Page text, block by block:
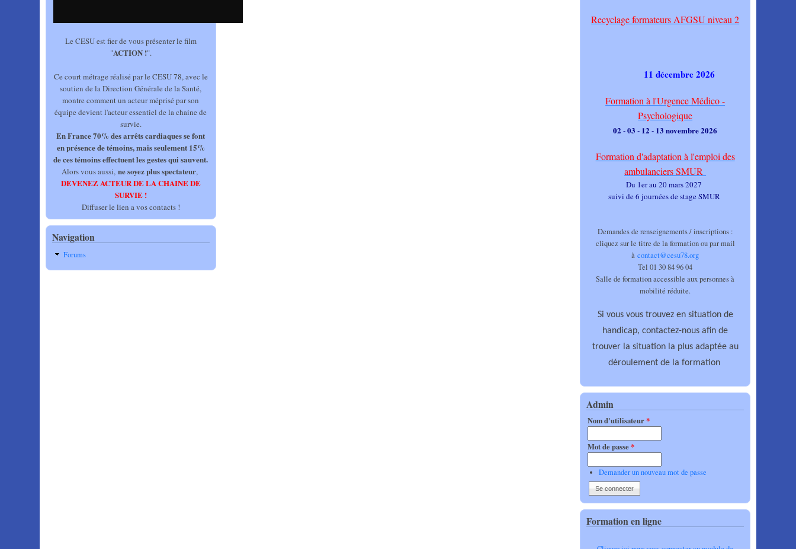
Le CESU est fier de vous présenter le film
"ACTION !".
Ce court métrage réalisé par le CESU 78, avec le
soutien de la Direction Générale de la Santé,
montre comment un acteur méprisé par son
équipe devient l'acteur essentiel de la chaine de
survie.
En France 70% des arrêts cardiaques se font
en présence de témoins, mais seulement 15%
de ces témoins effectuent les gestes qui sauvent.
Alors vous aussi, ne soyez plus spectateur,
DEVENEZ ACTEUR DE LA CHAINE DE
SURVIE !
Diffuser le lien a vos contacts !
Navigation
Forums
Recyclage formateurs AFGSU niveau 2
11 décembre 2026
Formation à l'Urgence Médico -
Psychologique
02 - 03 - 12 - 13 novembre 2026
Formation d'adaptation à l'emploi des
ambulanciers SMUR
Du 1er au 20 mars 2027
suivi de 6 journées de stage SMUR
Demandes de renseignements / inscriptions :
cliquez sur le titre de la formation ou par mail
àcontact@cesu78.org
Tel 01 30 84 96 04
Salle de formation accessible aux personnes à
mobilité réduite.
Si vous vous trouvez en situation de
handicap, contactez-nous afin de
trouver la situation la plus adaptée au
déroulement de la formation
Admin
Nom d'utilisateur*
Mot de passe*
Demander un nouveau mot de passe
Formation en ligne